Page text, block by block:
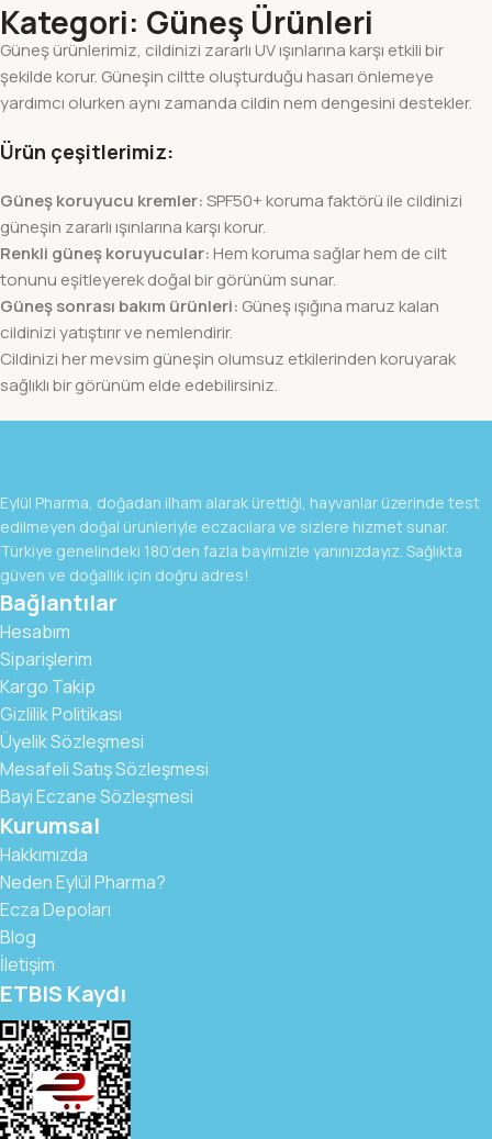
Kategori: Güneş Ürünleri
Güneş ürünlerimiz, cildinizi zararlı UV ışınlarına karşı etkili bir
şekilde korur. Güneşin ciltte oluşturduğu hasarı önlemeye
yardımcı olurken aynı zamanda cildin nem dengesini destekler.
Ürün çeşitlerimiz:
Güneş koruyucu kremler:SPF50+ koruma faktörü ile cildinizi
güneşin zararlı ışınlarına karşı korur.
Renkli güneş koruyucular: Hem koruma sağlar hem de cilt
tonunu eşitleyerek doğal bir görünüm sunar.
Güneş sonrası bakım ürünleri: Güneş ışığına maruz kalan
cildinizi yatıştırır ve nemlendirir.
Cildinizi her mevsim güneşin olumsuz etkilerinden koruyarak
sağlıklı bir görünüm elde edebilirsiniz.
Eylül Pharma, doğadan ilham alarak ürettiği, hayvanlar üzerinde test
edilmeyen doğal ürünleriyle eczacılara ve sizlere hizmet sunar.
Türkiye genelindeki 180’den fazla bayimizle yanınızdayız. Sağlıkta
güven ve doğallık için doğru adres!
Bağlantılar
Hesabım
Siparişlerim
Kargo Takip
Gizlilik Politikası
Üyelik Sözleşmesi
Mesafeli Satış Sözleşmesi
Bayi Eczane Sözleşmesi
Kurumsal
Hakkımızda
Neden Eylül Pharma?
Ecza Depoları
Blog
İletişim
ETBIS Kaydı